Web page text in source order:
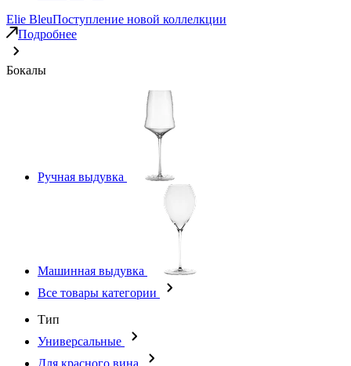
Elie BleuПоступление новой коллелкции
Подробнее
Бокалы
Ручная выдувка
Машинная выдувка
Все товары категории
Тип
Универсальные
Для красного вина